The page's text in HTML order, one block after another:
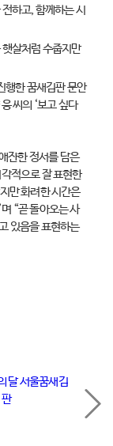
하고, 함께하는 시
살처럼 수줍지만
한 꿈새김판 문안
씨의 ‘보고 싶다
잔한 정서를 담은
적으로 잘 표현한
만 화려한 시간은
“곧 돌아오는 사
있음을 표현하는